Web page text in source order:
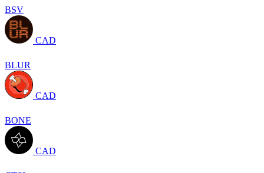
BSV
CAD
BLUR
CAD
BONE
CAD